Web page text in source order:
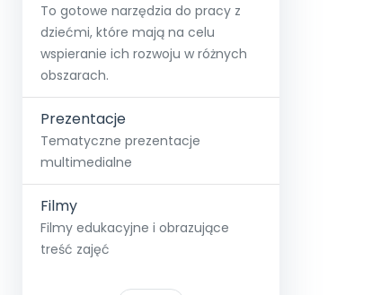
To gotowe narzędzia do pracy z
dziećmi, które mają na celu
wspieranie ich rozwoju w różnych
obszarach.
Prezentacje
Tematyczne prezentacje
multimedialne
Filmy
Filmy edukacyjne i obrazujące
treść zajęć